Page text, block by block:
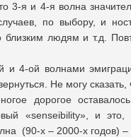
3-я и 4-я волна
по выбору, и
людям и т.д.
и 4-ой волнами
Не могу сказать,
дорогое
«senseibility», и
(90-х – 2000-х годов) –